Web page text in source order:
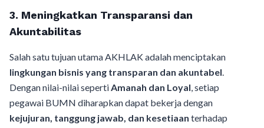
3. Meningkatkan Transparansi dan
Akuntabilitas
Salah satu tujuan utama AKHLAK adalah menciptakan
lingkungan bisnis yang transparan dan akuntabel.
Dengan nilai-nilai sepertiAmanah dan Loyal, setiap
pegawai BUMN diharapkan dapat bekerja dengan
kejujuran, tanggung jawab, dan kesetiaan terhadap